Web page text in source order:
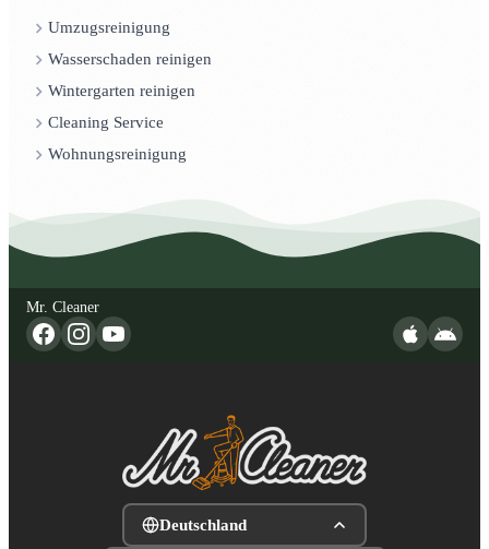
Umzugsreinigung
Wasserschaden reinigen
Wintergarten reinigen
Cleaning Service
Wohnungsreinigung
Mr. Cleaner
Deutschland